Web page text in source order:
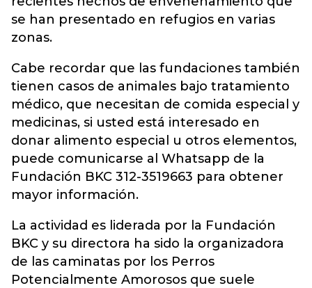
se han presentado en refugios en varias
zonas.
Cabe recordar que las fundaciones también
tienen casos de animales bajo tratamiento
médico, que necesitan de comida especial y
medicinas, si usted está interesado en
donar alimento especial u otros elementos,
puede comunicarse al Whatsapp de la
Fundación BKC 312-3519663 para obtener
mayor información.
La actividad es liderada por la Fundación
BKC y su directora ha sido la organizadora
de las caminatas por los Perros
Potencialmente Amorosos que suele